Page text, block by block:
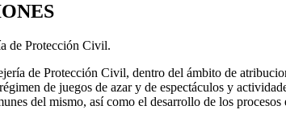
de Protección Civil.
de Protección Civil, dentro del ámbito de
de juegos de azar y de espectáculos y
del mismo, así como el desarrollo de los